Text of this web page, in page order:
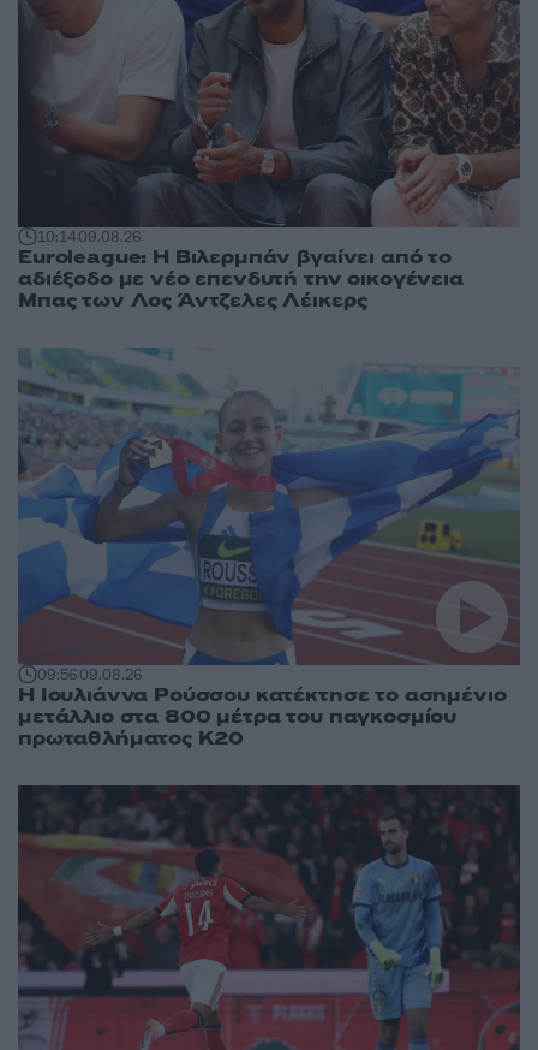
10:1409.08.26
Euroleague: Η Βιλερμπάν βγαίνει από το
αδιέξοδο με νέο επενδυτή την οικογένεια
Μπας των Λος Άντζελες Λέικερς
09:5609.08.26
Η Ιουλιάννα Ρούσσου κατέκτησε το ασημένιο
μετάλλιο στα 800 μέτρα του παγκοσμίου
πρωταθλήματος Κ20